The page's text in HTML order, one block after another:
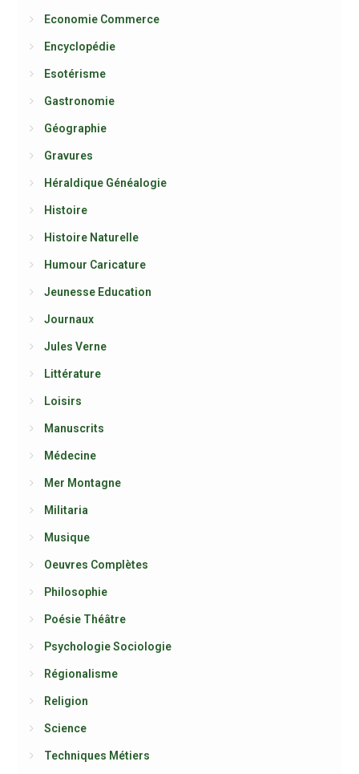
Economie Commerce
Encyclopédie
Esotérisme
Gastronomie
Géographie
Gravures
Héraldique Généalogie
Histoire
Histoire Naturelle
Humour Caricature
Jeunesse Education
Journaux
Jules Verne
Littérature
Loisirs
Manuscrits
Médecine
Mer Montagne
Militaria
Musique
Oeuvres Complètes
Philosophie
Poésie Théâtre
Psychologie Sociologie
Régionalisme
Religion
Science
Techniques Métiers